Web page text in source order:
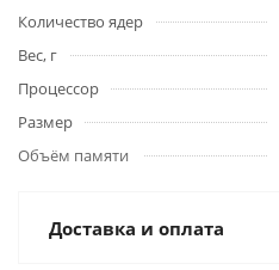
Количество ядер
Вес, г
Процессор
Размер
Объём памяти
Доставка и оплата